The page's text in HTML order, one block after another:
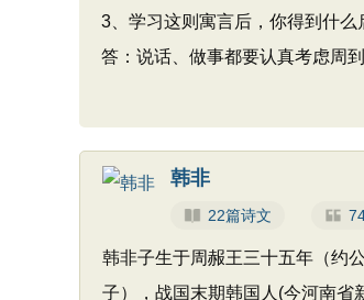
3、学习这则寓言后，你得到什么
答：说话、做事都要认真考虑周
韩非
22篇诗文
韩非子生于周赧王三十五年（约
子），战国末期韩国人(今河南省